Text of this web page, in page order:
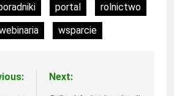
portal
rolnictwo
wsparcie
Next: